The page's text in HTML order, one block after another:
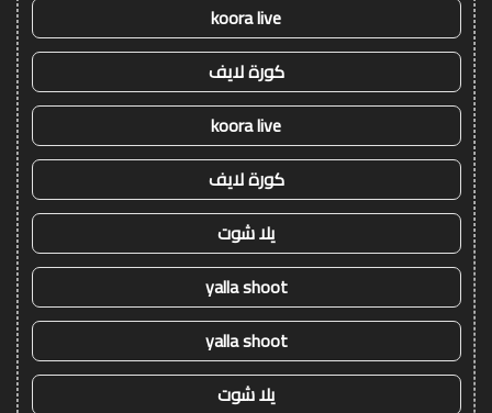
koora live
كورة لايف
koora live
كورة لايف
يلا شوت
yalla shoot
yalla shoot
يلا شوت